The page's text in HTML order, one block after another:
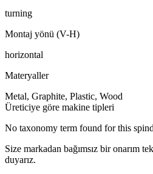
turning
Montaj yönü (V-H)
horizontal
Materyaller
Metal, Graphite, Plastic, Wood
Üreticiye göre makine tipleri
No taxonomy term found for this
Size markadan bağımsız bir onarım
duyarız.